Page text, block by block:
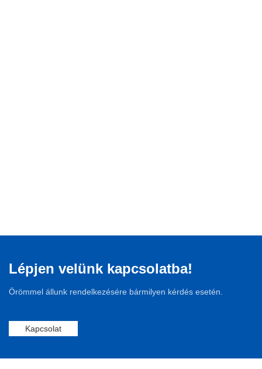
Lépjen velünk kapcsolatba!
Örömmel állunk rendelkezésére bármilyen kérdés esetén.
Kapcsolat